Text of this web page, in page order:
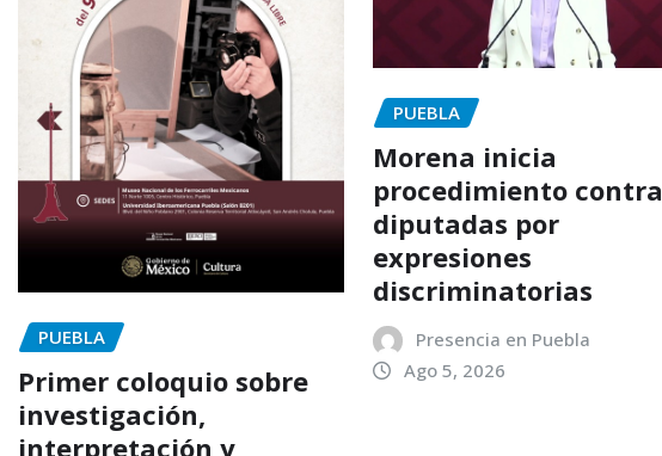
PUEBLA
Primer coloquio sobre
investigación,
interpretación y
PUEBLA
Morena inicia
procedimiento contra
diputadas por
expresiones
discriminatorias
Presencia en Puebla
Ago 5, 2026